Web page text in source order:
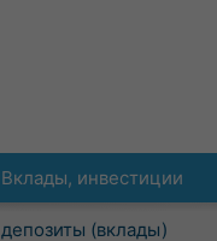
Вклады, инвестиции
депозиты (вклады)